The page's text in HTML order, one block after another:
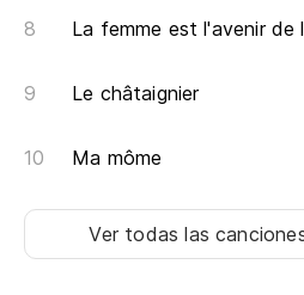
La femme est l'avenir de
Le châtaignier
Ma môme
Ver todas las